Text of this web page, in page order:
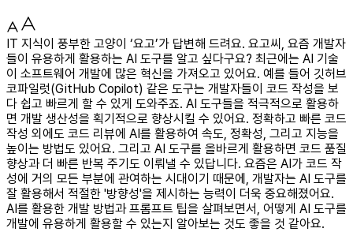
IT 지식이 풍부한 고양이 ‘요고’가 답변해 드려요. 요고씨, 요즘 개발자
들이 유용하게 활용하는 AI 도구를 알고 싶다구요? 최근에는 AI 기술
이 소프트웨어 개발에 많은 혁신을 가져오고 있어요. 예를 들어 깃허브
코파일럿(GitHub Copilot) 같은 도구는 개발자들이 코드 작성을 보
다 쉽고 빠르게 할 수 있게 도와주죠. AI 도구들을 적극적으로 활용하
면 개발 생산성을 획기적으로 향상시킬 수 있어요. 정확하고 빠른 코드
작성 외에도 코드 리뷰에 AI를 활용하여 속도, 정확성, 그리고 지능을
높이는 방법도 있어요. 그리고 AI 도구를 올바르게 활용하면 코드 품질
향상과 더 빠른 반복 주기도 이뤄낼 수 있답니다. 요즘은 AI가 코드 작
성에 거의 모든 부분에 관여하는 시대이기 때문에, 개발자는 AI 도구를
잘 활용해서 적절한 '방향성'을 제시하는 능력이 더욱 중요해졌어요.
AI를 활용한 개발 방법과 프롬프트 팁을 살펴보면서, 어떻게 AI 도구를
개발에 유용하게 활용할 수 있는지 알아보는 것도 좋을 것 같아요.